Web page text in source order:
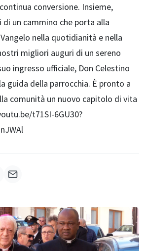
conversione. Insieme,
un cammino che porta alla
nella quotidianità e nella
migliori auguri di un sereno
ingresso ufficiale, Don Celestino
guida della parrocchia. È pronto a
comunità un nuovo capitolo di vita
t71SI-6GU30?